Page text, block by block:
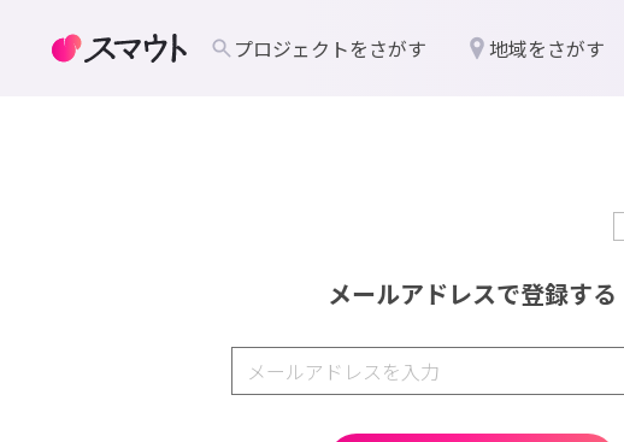
メールアドレスで登録する
プロジェクトをさがす 地域をさがす